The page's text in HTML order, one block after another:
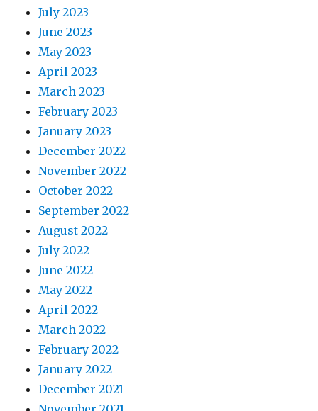
July 2023
June 2023
May 2023
April 2023
March 2023
February 2023
January 2023
December 2022
November 2022
October 2022
September 2022
August 2022
July 2022
June 2022
May 2022
April 2022
March 2022
February 2022
January 2022
December 2021